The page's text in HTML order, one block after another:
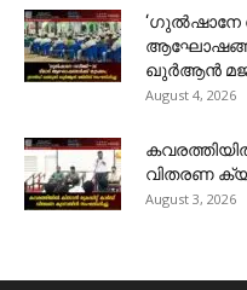
‘ഗുൽഷാനേ
ഖുർആൻ
August 4, 2026
വിതരണ
August 3, 2026